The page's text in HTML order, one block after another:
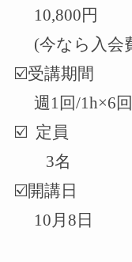
10,800円
(今なら入会
☑️受講期間
週1回/1h×6回
☑️ 定員
3名
☑️開講日
10 月 8 日